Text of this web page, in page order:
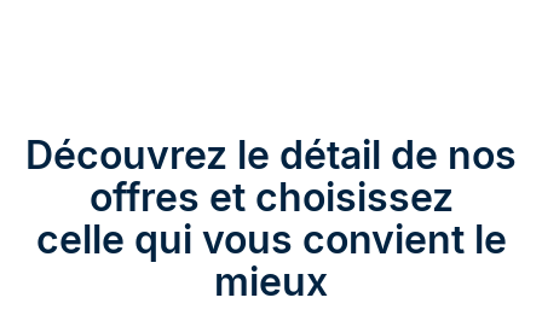
Découvrez le détail de nos
offres et choisissez
celle qui vous convient le
mieux